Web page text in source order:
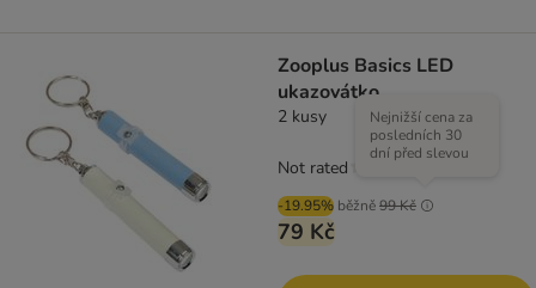
Zooplus Basics LED
ukazovátko
2 kusy
-19.95% běžně99 Kč
Nejnižší cena za
posledních 30
dní před slevou
79 Kč
Not rated